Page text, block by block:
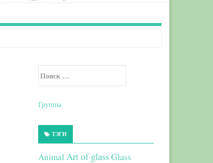
Secondary Sidebar
Группы
ТЭГИ
Animal Art of glassGlass